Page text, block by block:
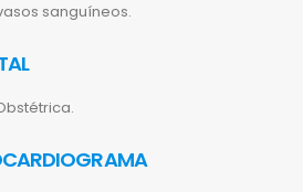
sanguíneos.